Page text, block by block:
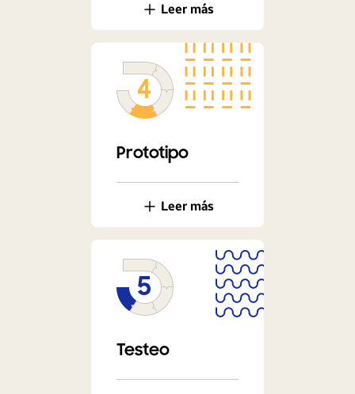
Leer más
Prototipo
Leer más
Testeo